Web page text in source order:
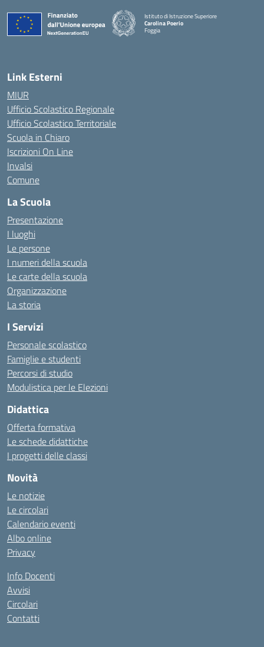
Istituto di Istruzione Superiore
Carolina Poerio
Foggia
— Visita la pagina iniziale della scuola
Link Esterni
MIUR
Ufficio Scolastico Regionale
Ufficio Scolastico Territoriale
Scuola in Chiaro
Iscrizioni On Line
Invalsi
Comune
La Scuola
Presentazione
I luoghi
Le persone
I numeri della scuola
Le carte della scuola
Organizzazione
La storia
I Servizi
Personale scolastico
Famiglie e studenti
Percorsi di studio
Modulistica per le Elezioni
Didattica
Offerta formativa
Le schede didattiche
I progetti delle classi
Novità
Le notizie
Le circolari
Calendario eventi
Albo online
Privacy
Info Docenti
Avvisi
Circolari
Contatti